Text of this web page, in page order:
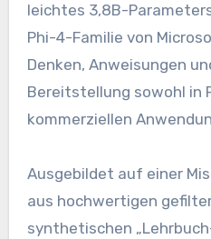
leichtes 3,8B-
Phi-4-Familie von
Denken, Anweisungen
Bereitstellung sowohl in
kommerziellen
Ausgebildet auf einer
aus hochwertigen
synthetischen